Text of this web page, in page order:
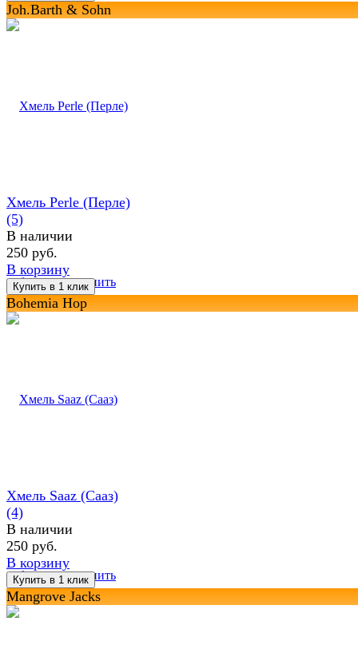
Joh.Barth & Sohn
избранное сравнить
Хмель Perle (Перле)
(5)
В наличии
250 руб.
В корзину
Bohemia Hop
избранное сравнить
Хмель Saaz (Сааз)
(4)
В наличии
250 руб.
В корзину
Mangrove Jacks